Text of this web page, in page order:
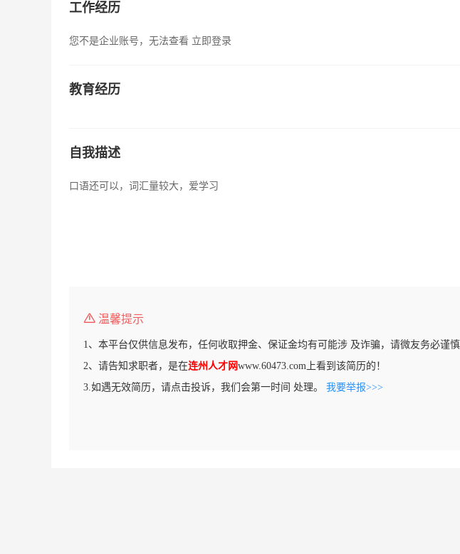
工作经历
您不是企业账号，无法查看 立即登录
教育经历
自我描述
口语还可以，词汇量较大，爱学习
温馨提示
1、本平台仅供信息发布，任何收取押金、保证金均有可能涉 及诈骗，请微友务必谨慎
2、请告知求职者，是在连州人才网www.60473.com上看到该简历的！
3.如遇无效简历，请点击投诉，我们会第一时间 处理。 我要举报>>>